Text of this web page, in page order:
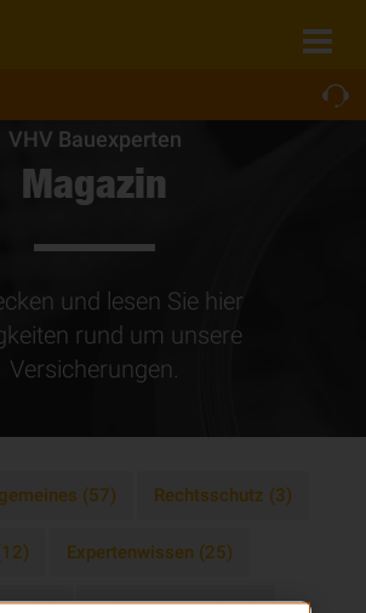
VHV Bauexperten
Magazin
und lesen Sie hier
rund um unsere
Versicherungen.
(57) Rechtsschutz (3)
Expertenwissen (25)